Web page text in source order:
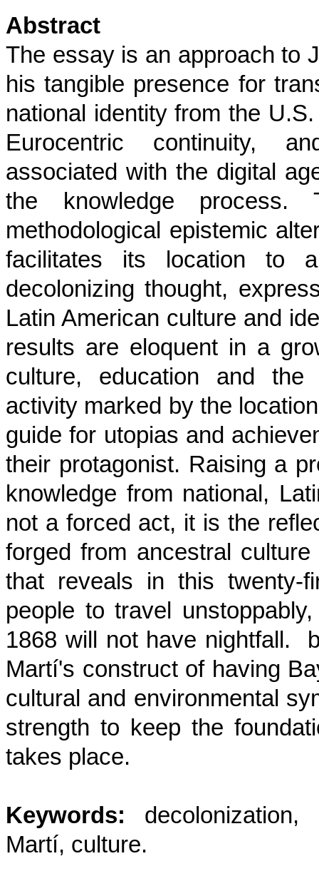
Abstract
The essay is an approach to
his tangible presence for
national identity from the
Eurocentric continuity,
associated with the digital
the knowledge
methodological epistemic
facilitates its location to
decolonizing thought,
Latin American culture and
results are eloquent in a
culture, education and the
activity marked by the
guide for utopias and
their protagonist. Raising a
knowledge from national,
not a forced act, it is the
forged from ancestral
that reveals in this twenty-
people to travel
1868 will not have nightfall.
Martí's construct of having
cultural and environmental
strength to keep the
takes place.
Keywords:
Martí, culture.